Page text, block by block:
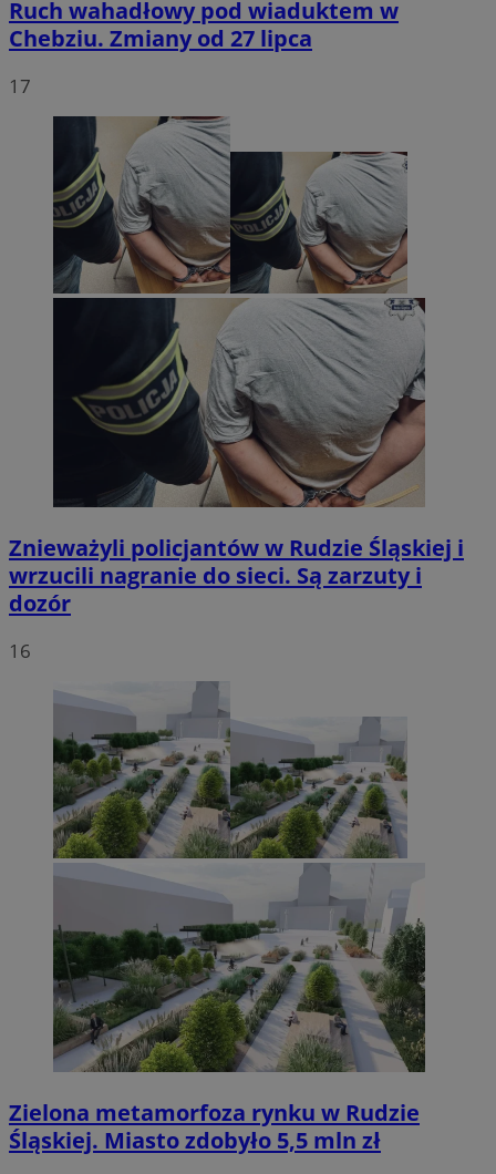
Ruch wahadłowy pod wiaduktem w
Chebziu. Zmiany od 27 lipca
17
Znieważyli policjantów w Rudzie Śląskiej i
wrzucili nagranie do sieci. Są zarzuty i
dozór
16
Zielona metamorfoza rynku w Rudzie
Śląskiej. Miasto zdobyło 5,5 mln zł